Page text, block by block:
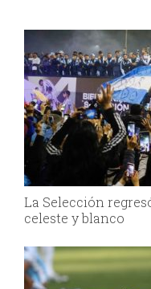
La Selección
celeste y blanco